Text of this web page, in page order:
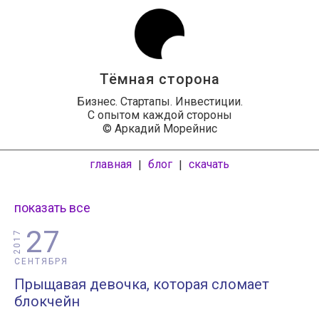
Тёмная сторона
Бизнес. Стартапы. Инвестиции.
С опытом каждой стороны
© Аркадий Морейнис
главная | блог | скачать
показать все
27
СЕНТЯБРЯ
2017
Прыщавая девочка, которая сломает
блокчейн